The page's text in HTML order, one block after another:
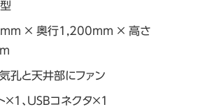
× 奥行1,200mm × 高さ
孔と天井部にファン
×1、USBコネクタ×1